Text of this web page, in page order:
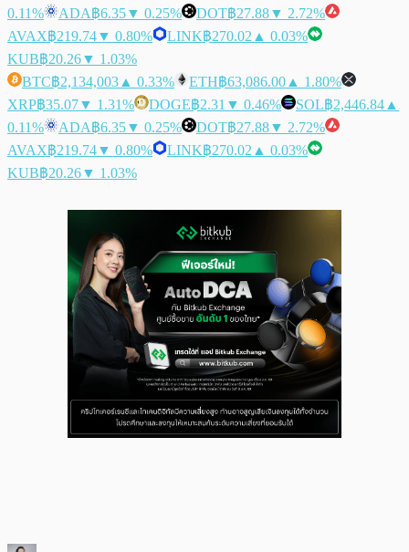
0.11%
ADA฿6.35▼ 0.25% DOT฿27.88▼ 2.72%
AVAX฿219.74▼ 0.80% LINK฿270.02 ▲ 0.03%
KUB฿20.26▼ 1.03%
BTC฿2,134,003 ▲ 0.33% ETH฿63,086.00 ▲ 1.80%
XRP฿35.07▼ 1.31% DOGE฿2.31 ▼ 0.46% SOL฿2,446.84 ▲
0.11%
ADA฿6.35▼ 0.25% DOT฿27.88▼ 2.72%
AVAX฿219.74▼ 0.80% LINK฿270.02 ▲ 0.03%
KUB฿20.26▼ 1.03%